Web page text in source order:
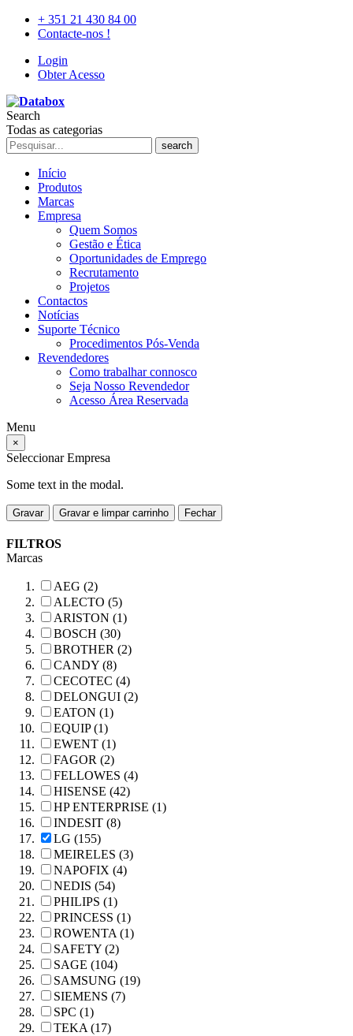
+ 351 21 430 84 00
Contacte-nos !
Login
Obter Acesso
Search
Todas as categorias
search
Início
Produtos
Marcas
Empresa
Quem Somos
Gestão e Ética
Oportunidades de Emprego
Recrutamento
Projetos
Contactos
Notícias
Suporte Técnico
Procedimentos Pós-Venda
Revendedores
Como trabalhar connosco
Seja Nosso Revendedor
Acesso Área Reservada
Menu
×
Seleccionar Empresa
Some text in the modal.
Gravar Gravar e limpar carrinho Fechar
FILTROS
Marcas
AEG (2)
ALECTO (5)
ARISTON (1)
BOSCH (30)
BROTHER (2)
CANDY (8)
CECOTEC (4)
DELONGUI (2)
EATON (1)
EQUIP (1)
EWENT (1)
FAGOR (2)
FELLOWES (4)
HISENSE (42)
HP ENTERPRISE (1)
INDESIT (8)
LG (155)
MEIRELES (3)
NAPOFIX (4)
NEDIS (54)
PHILIPS (1)
PRINCESS (1)
ROWENTA (1)
SAFETY (2)
SAGE (104)
SAMSUNG (19)
SIEMENS (7)
SPC (1)
TEKA (17)